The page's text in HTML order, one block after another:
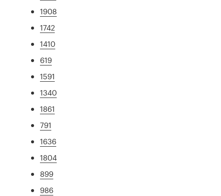
1908
1742
1410
619
1591
1340
1861
791
1636
1804
899
986